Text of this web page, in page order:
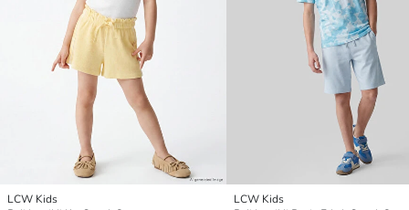
LCW Kids
LCW Kids